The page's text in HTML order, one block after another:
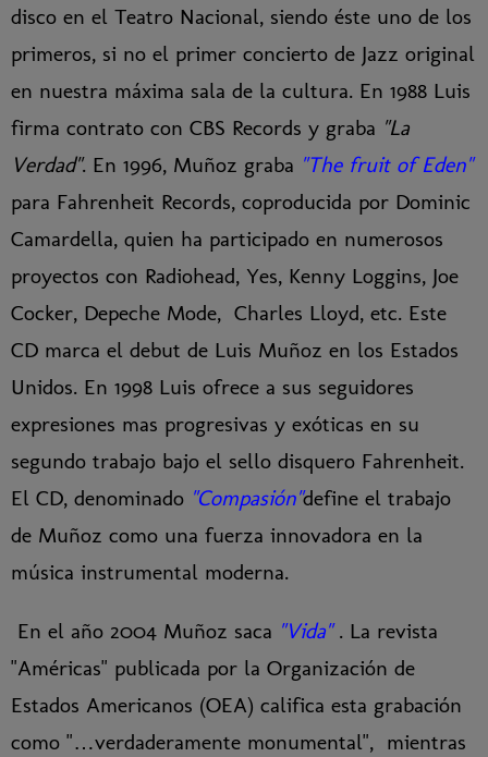
disco en el Teatro Nacional, siendo éste uno de los
primeros, si no el primer concierto de Jazz original
en nuestra máxima sala de la cultura. En 1988 Luis
firma contrato con CBS Records y graba "La
Verdad". En 1996, Muñoz graba "The fruit of Eden"
para Fahrenheit Records, coproducida por Dominic
Camardella, quien ha participado en numerosos
proyectos con Radiohead, Yes, Kenny Loggins, Joe
Cocker, Depeche Mode, Charles Lloyd, etc. Este
CD marca el debut de Luis Muñoz en los Estados
Unidos. En 1998 Luis ofrece a sus seguidores
expresiones mas progresivas y exóticas en su
segundo trabajo bajo el sello disquero Fahrenheit.
El CD, denominado "Compasión"define el trabajo
de Muñoz como una fuerza innovadora en la
música instrumental moderna.
En el año 2004 Muñoz saca "Vida". La revista
"Américas" publicada por la Organización de
Estados Americanos (OEA) califica esta grabación
como "…verdaderamente monumental", mientras